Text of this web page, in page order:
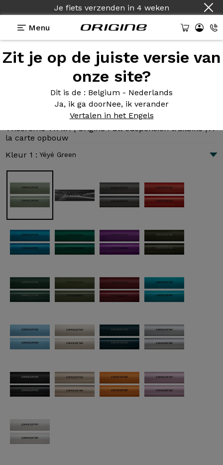
Je fiets verzenden in 4 weken
Menu
Zit je op de juiste versie van
onze site?
Dit is de : Belgium - Nederlands
Ja, ik ga doorNee, ik verander
Vertalen in het Engels
Presentatie Technologie
Théorème TR M1
12.9 kg
Théorème TR M1 | Origine Full-suspension trailbike | A
la carte opbouw
Kleur 1 : Yéyé Green